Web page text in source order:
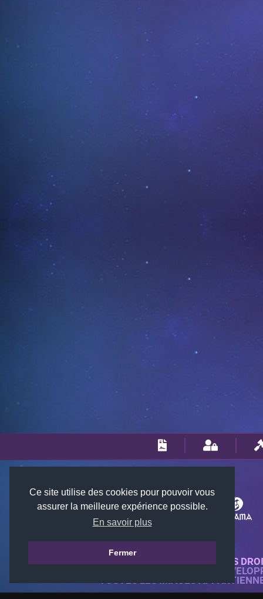
Ce site utilise des cookies pour pouvoir vous
assurer la meilleure expérience possible.
En savoir plus
Fermer
© 2018-2026 KTARENA. TOUS
SITE WEB ENTIÈREMENT
TOUTES LES IMAGES